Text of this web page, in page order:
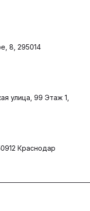
8, 295014
улица, 99 Этаж 1,
Краснодар